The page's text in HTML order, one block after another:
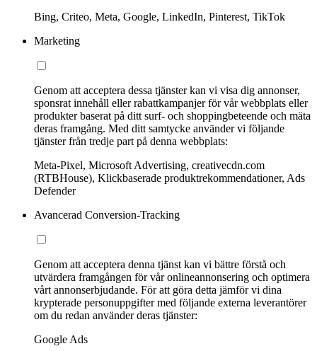
Bing, Criteo, Meta, Google, LinkedIn, Pinterest, TikTok
Marketing
Genom att acceptera dessa tjänster kan vi visa dig annonser,
sponsrat innehåll eller rabattkampanjer för vår webbplats eller
produkter baserat på ditt surf- och shoppingbeteende och mäta
deras framgång. Med ditt samtycke använder vi följande
tjänster från tredje part på denna webbplats:
Meta-Pixel, Microsoft Advertising, creativecdn.com
(RTBHouse), Klickbaserade produktrekommendationer, Ads
Defender
Avancerad Conversion-Tracking
Genom att acceptera denna tjänst kan vi bättre förstå och
utvärdera framgången för vår onlineannonsering och optimera
vårt annonserbjudande. För att göra detta jämför vi dina
krypterade personuppgifter med följande externa leverantörer
om du redan använder deras tjänster:
Google Ads